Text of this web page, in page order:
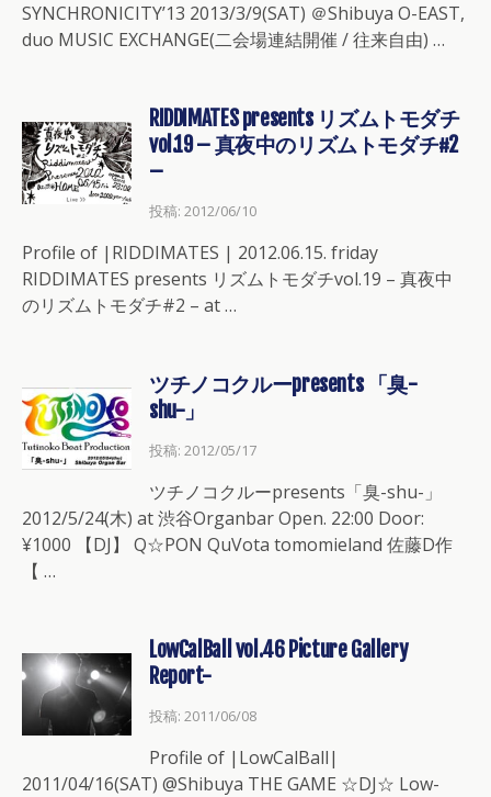
SYNCHRONICITY’13 2013/3/9(SAT) ＠Shibuya O-EAST,
duo MUSIC EXCHANGE(二会場連結開催 / 往来自由) …
RIDDIMATES presents リズムトモダチ
vol.19 – 真夜中のリズムトモダチ#2
–
投稿: 2012/06/10
Profile of |RIDDIMATES | 2012.06.15. friday
RIDDIMATES presents リズムトモダチvol.19 – 真夜中
のリズムトモダチ#2 – at …
ツチノコクルーpresents 「臭-
shu-」
投稿: 2012/05/17
ツチノコクルーpresents「臭-shu-」
2012/5/24(木) at 渋谷Organbar Open. 22:00 Door:
¥1000 【DJ】 Q☆PON QuVota tomomieland 佐藤D作
【 …
LowCalBall vol.46 Picture Gallery
Report-
投稿: 2011/06/08
Profile of |LowCalBall|
2011/04/16(SAT) @Shibuya THE GAME ☆DJ☆ Low-